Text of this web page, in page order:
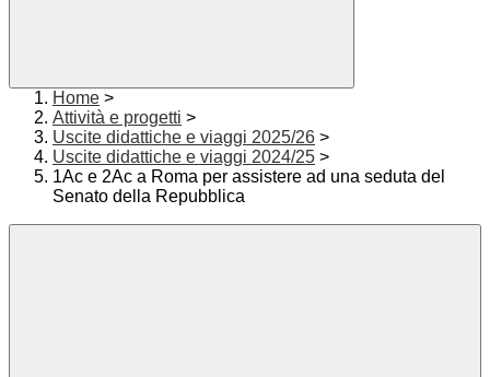
Home >
Attività e progetti >
Uscite didattiche e viaggi 2025/26 >
Uscite didattiche e viaggi 2024/25 >
1Ac e 2Ac a Roma per assistere ad una seduta del
Senato della Repubblica